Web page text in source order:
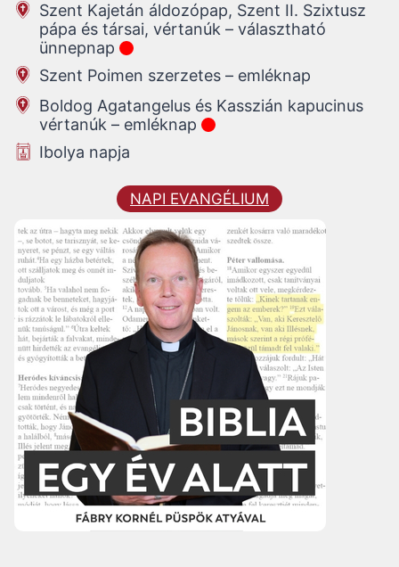
Szent Kajetán áldozópap, Szent II. Szixtusz
pápa és társai, vértanúk – választható
ünnepnap
Szent Poimen szerzetes – emléknap
Boldog Agatangelus és Kasszián kapucinus
vértanúk – emléknap
Ibolya napja
NAPI EVANGÉLIUM